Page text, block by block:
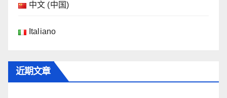
中文 (中国)
Italiano
近期文章